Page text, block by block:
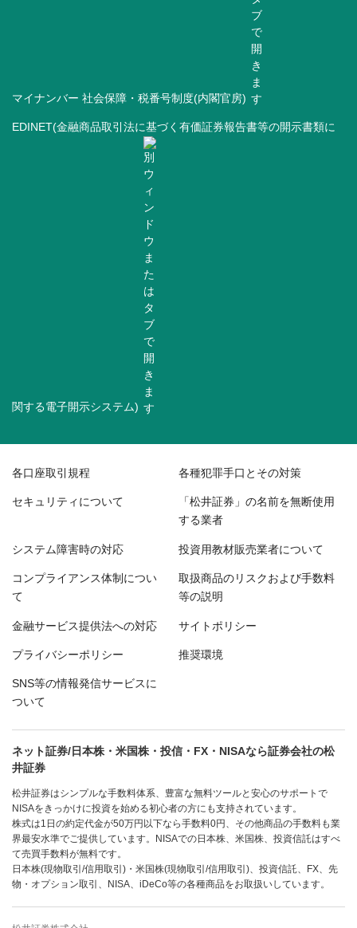
マイナンバー 社会保障・税番号制度(内閣官房)
EDINET(金融商品取引法に基づく有価証券報告書等の開示書類に
関する電子開示システム)
各口座取引規程 各種犯罪手口とその対策
セキュリティについて 「松井証券」の名前を無断使用
する業者
システム障害時の対応 投資用教材販売業者について
コンプライアンス体制につい
て
取扱商品のリスクおよび手数料
等の説明
金融サービス提供法への対応 サイトポリシー
プライバシーポリシー 推奨環境
SNS等の情報発信サービスに
ついて
ネット証券/日本株・米国株・投信・FX・NISAなら証券会社の松
井証券
松井証券はシンプルな手数料体系、豊富な無料ツールと安心のサポートで
NISAをきっかけに投資を始める初心者の方にも支持されています。
株式は1日の約定代金が50万円以下なら手数料0円、その他商品の手数料も業
界最安水準でご提供しています。NISAでの日本株、米国株、投資信託はすべ
て売買手数料が無料です。
日本株(現物取引/信用取引)・米国株(現物取引/信用取引)、投資信託、FX、先
物・オプション取引、NISA、iDeCo等の各種商品をお取扱いしています。